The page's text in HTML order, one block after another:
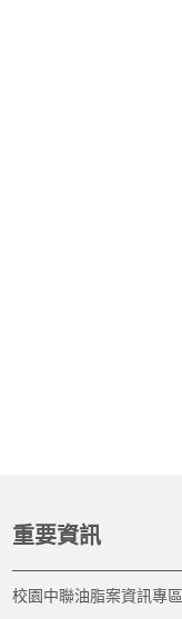
重要資訊
校園中聯油脂案資訊專區